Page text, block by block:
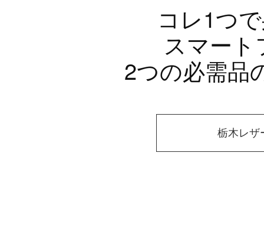
コレ1つ
スマー
2つの必需品
栃木レザ